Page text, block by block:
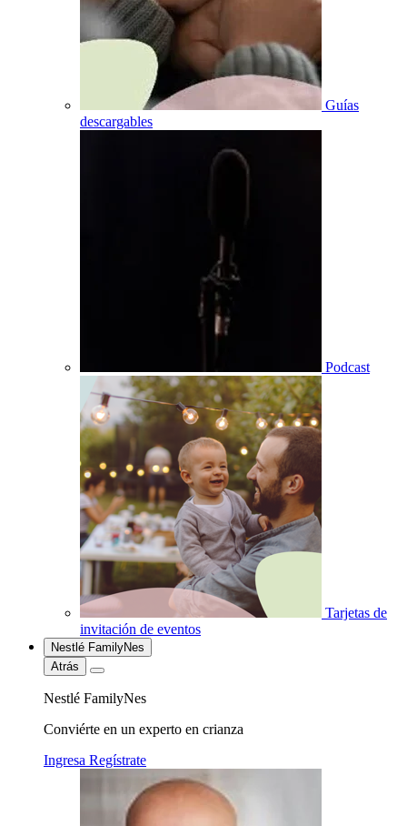
Guías
descargables
Podcast
Tarjetas de
invitación de eventos
Nestlé FamilyNes
Atrás
Nestlé FamilyNes
Conviérte en un experto en crianza
Ingresa Regístrate